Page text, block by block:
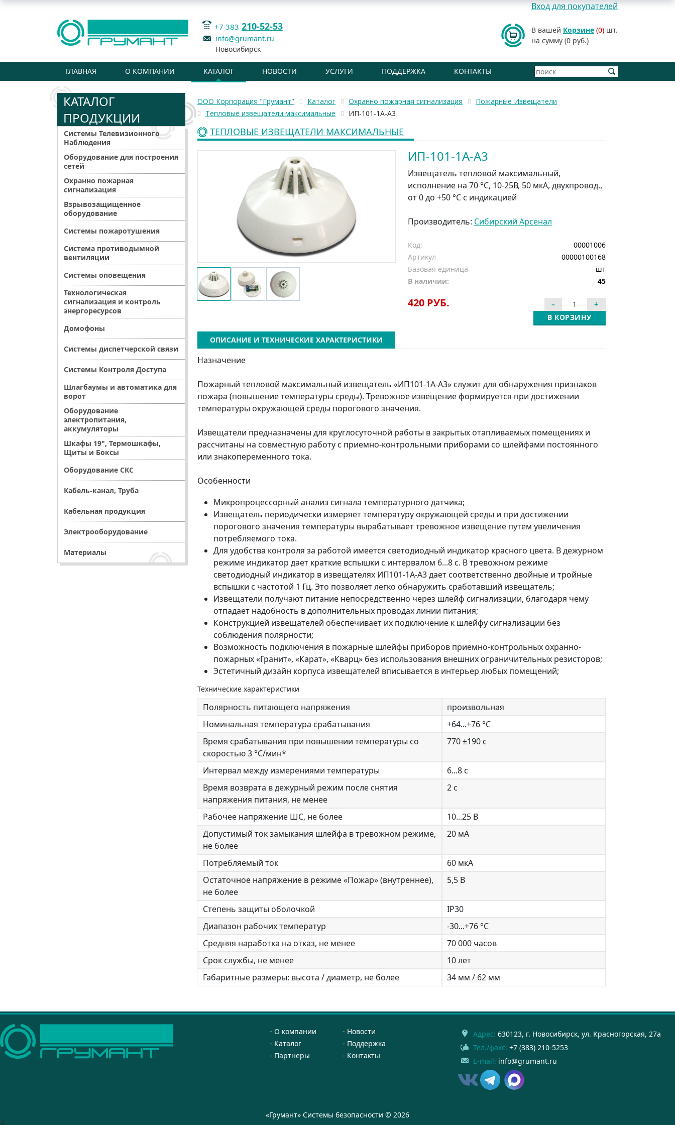
Вход для покупателей
+7 383 210-52-53
info@grumant.ru
Новосибирск
В вашей Корзине (0) шт.
на сумму (0 руб.)
ГЛАВНАЯ О КОМПАНИИ КАТАЛОГ НОВОСТИ УСЛУГИ ПОДДЕРЖКА КОНТАКТЫ
КАТАЛОГ
ПРОДУКЦИИ
Системы Телевизионного
Наблюдения
Оборудование для построения
сетей
Охранно пожарная
сигнализация
Взрывозащищенное
оборудование
Системы пожаротушения
Система противодымной
вентиляции
Системы оповещения
Технологическая
сигнализация и контроль
энергоресурсов
Домофоны
Системы диспетчерской связи
Системы Контроля Доступа
Шлагбаумы и автоматика для
ворот
Оборудование
электропитания,
аккумуляторы
Шкафы 19", Термошкафы,
Щиты и Боксы
Оборудование СКС
Кабель-канал, Труба
Кабельная продукция
Электрооборудование
Материалы
ООО Корпорация "Грумант" Каталог Охранно пожарная сигнализация
Пожарные Извещатели
Тепловые извещатели максимальные
ИП-101-1А-А3
ТЕПЛОВЫЕ ИЗВЕЩАТЕЛИ МАКСИМАЛЬНЫЕ
ИП-101-1А-А3
Извещатель тепловой максимальный,
исполнение на 70 °C, 10-25В, 50 мкА, двухпровод.,
от 0 до +50 °C с индикацией
Производитель: Сибирский Арсенал
Код:
00001006
Артикул
00000100168
Базовая единица
шт
В наличии:
45
420 РУБ.
В КОРЗИНУ
ОПИСАНИЕ И ТЕХНИЧЕСКИЕ ХАРАКТЕРИСТИКИ
Назначение
Пожарный тепловой максимальный извещатель «ИП101-1А-А3» служит для обнаружения признаков
пожара (повышение температуры среды). Тревожное извещение формируется при достижении
температуры окружающей среды порогового значения.
Извещатели предназначены для круглосуточной работы в закрытых отапливаемых помещениях и
рассчитаны на совместную работу с приемно-контрольными приборами со шлейфами постоянного
или знакопеременного тока.
Особенности
Микропроцессорный анализ сигнала температурного датчика;
Извещатель периодически измеряет температуру окружающей среды и при достижении
порогового значения температуры вырабатывает тревожное извещение путем увеличения
потребляемого тока.
Для удобства контроля за работой имеется светодиодный индикатор красного цвета. В дежурном
режиме индикатор дает краткие вспышки с интервалом 6...8 с. В тревожном режиме
светодиодный индикатор в извещателях ИП101-1А-А3 дает соответственно двойные и тройные
вспышки с частотой 1 Гц. Это позволяет легко обнаружить сработавший извещатель;
Извещатели получают питание непосредственно через шлейф сигнализации, благодаря чему
отпадает надобность в дополнительных проводах линии питания;
Конструкцией извещателей обеспечивает их подключение к шлейфу сигнализации без
соблюдения полярности;
Возможность подключения в пожарные шлейфы приборов приемно-контрольных охранно-
пожарных «Гранит», «Карат», «Кварц» без использования внешних ограничительных резисторов;
Эстетичный дизайн корпуса извещателей вписывается в интерьер любых помещений;
Технические характеристики
Полярность питающего напряжения
произвольная
Номинальная температура срабатывания
+64...+76 °С
Время срабатывания при повышении температуры со
скоростью 3 °С/мин*
770 ±190 с
Интервал между измерениями температуры
6...8 с
Время возврата в дежурный режим после снятия
напряжения питания, не менее
2 с
Рабочее напряжение ШС, не более
10...25 В
Допустимый ток замыкания шлейфа в тревожном режиме,
не более
20 мА
Потребляемый ток
60 мкА
Остаточное напряжение в режиме «Пожар» (внутреннее),
не более
5,5 В
Степень защиты оболочкой
IP30
Диапазон рабочих температур
-30...+76 °С
Средняя наработка на отказ, не менее
70 000 часов
Срок службы, не менее
10 лет
Габаритные размеры: высота / диаметр, не более
34 мм / 62 мм
О компании
Новости
Каталог
Поддержка
Партнеры
Контакты
Адрес: 630123, г. Новосибирск, ул. Красногорская, 27а
Тел./факс: +7 (383) 210-5253
E-mail: info@grumant.ru
«Грумант» Системы безопасности © 2026